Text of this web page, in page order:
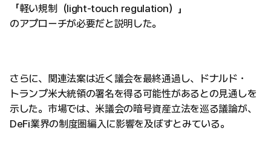
「軽い規制（light-touch regulation）」
のアプローチが必要だと説明した。
さらに、関連法案は近く議会を最終通過し、ドナルド・
トランプ米大統領の署名を得る可能性があるとの見通しを
示した。市場では、米議会の暗号資産立法を巡る議論が、
DeFi業界の制度圏編入に影響を及ぼすとみている。